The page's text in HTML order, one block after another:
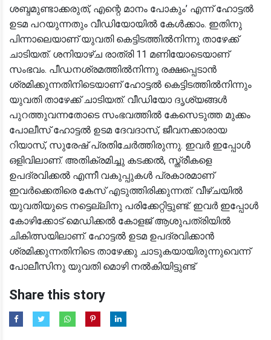
ശബ്ദമുണ്ടാക്കരുത്, എന്റെ മാനം പോകും’ എന്ന് ഹോട്ടല്‍
ഉടമ പറയുന്നതും വീഡിയോയില്‍ കേള്‍ക്കാം. ഇതിനു
പിന്നാലെയാണ് യുവതി കെട്ടിടത്തിൽനിന്നു താഴേക്ക്
ചാടിയത്. ശനിയാഴ്ച രാത്രി 11 മണിയോടെയാണ്
സംഭവം. പീഡനശ്രമത്തിൽനിന്നു രക്ഷപ്പെടാൻ
ശ്രമിക്കുന്നതിനിടെയാണ് ഹോട്ടൽ കെട്ടിടത്തിൽനിന്നും
യുവതി താഴേക്ക് ചാടിയത്. വീഡിയോ ദൃശ്യങ്ങൾ
പുറത്തുവന്നതോടെ സംഭവത്തിൽ കേസെടുത്ത മുക്കം
പോലീസ് ഹോട്ടൽ ഉടമ ദേവദാസ്, ജീവനക്കാരായ
റിയാസ്, സുരേഷ് പ്രതിചേർത്തിരുന്നു. ഇവർ ഇപ്പോൾ
ഒളിവിലാണ്. അതിക്രമിച്ചു കടക്കല്‍, സ്ത്രീകളെ
ഉപദ്രവിക്കല്‍ എന്നീ വകുപ്പുകള്‍ പ്രകാരമാണ്
ഇവർക്കെതിരെ കേസ് എടുത്തിരിക്കുന്നത്. വീഴ്ചയിൽ
യുവതിയുടെ നട്ടെല്ലിനു പരിക്കേറ്റിട്ടുണ്ട്. ഇവർ ഇപ്പോൾ
കോഴിക്കോട് മെഡിക്കൽ കോളജ് ആശുപത്രിയിൽ
ചികിത്സയിലാണ്. ഹോട്ടൽ ഉടമ ഉപദ്ര​വിക്കാൻ
ശ്രമിക്കുന്നതിനിടെ താഴേക്കു ചാടുകയായിരുന്നുവെന്ന്
പോലീസിനു യുവതി മൊഴി നൽകിയിട്ടുണ്ട്
Share this story